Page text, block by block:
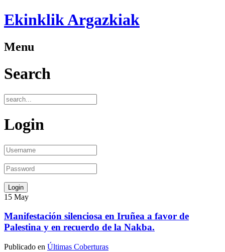
Ekinklik Argazkiak
Menu
Search
Login
15 May
Manifestación silenciosa en Iruñea a favor de
Palestina y en recuerdo de la Nakba.
Publicado en Últimas Coberturas